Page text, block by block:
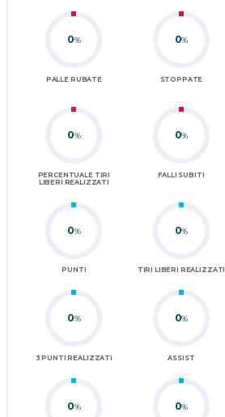
0%
PALLE RUBATE
0%
STOPPATE
0%
PERCENTUALE TIRI
LIBERI REALIZZATI
0%
FALLI SUBITI
0%
PUNTI
0%
TIRI LIBERI REALIZZATI
0%
3 PUNTI REALIZZATI
0%
ASSIST
0% 0%